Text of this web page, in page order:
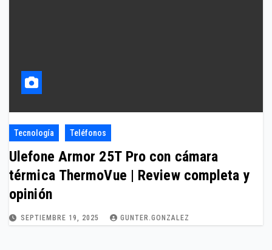
Tecnología Teléfonos
Ulefone Armor 25T Pro con cámara
térmica ThermoVue | Review completa y
opinión
SEPTIEMBRE 19, 2025 GUNTER.GONZALEZ